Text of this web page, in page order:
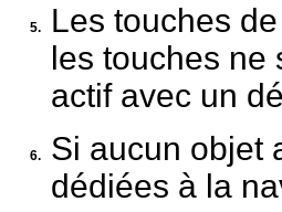
5.
Les touches
les touches ne
actif avec un
6.
Si aucun objet
dédiées à la